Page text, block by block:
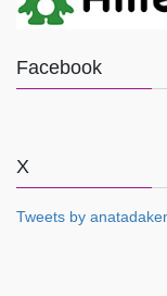
Facebook
X
Tweets by